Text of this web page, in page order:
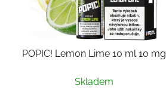
POPIC! Lemon Lime 10 ml 10 mg
Skladem